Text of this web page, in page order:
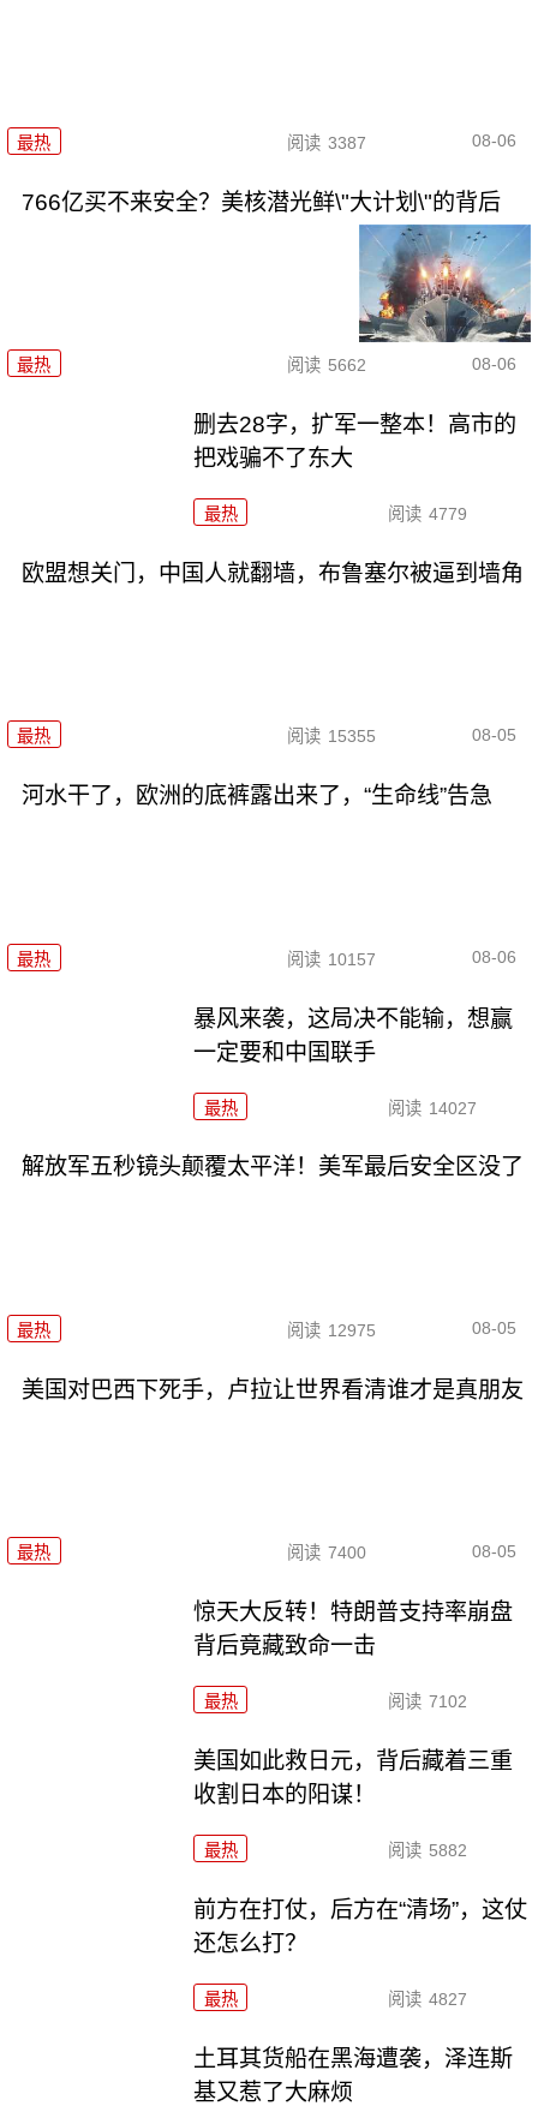
最热 阅读 3387 08-06
766亿买不来安全？美核潜光鲜\"大计划\"的背后
最热 阅读 5662 08-06
删去28字，扩军一整本！高市的
把戏骗不了东大
最热 阅读 4779
欧盟想关门，中国人就翻墙，布鲁塞尔被逼到墙角
最热 阅读 15355 08-05
河水干了，欧洲的底裤露出来了，“生命线”告急
最热 阅读 10157 08-06
暴风来袭，这局决不能输，想赢
一定要和中国联手
最热 阅读 14027
解放军五秒镜头颠覆太平洋！美军最后安全区没了
最热 阅读 12975 08-05
美国对巴西下死手，卢拉让世界看清谁才是真朋友
最热 阅读 7400 08-05
惊天大反转！特朗普支持率崩盘
背后竟藏致命一击
最热 阅读 7102
美国如此救日元，背后藏着三重
收割日本的阳谋！
最热 阅读 5882
前方在打仗，后方在“清场”，这仗
还怎么打？
最热 阅读 4827
土耳其货船在黑海遭袭，泽连斯
基又惹了大麻烦